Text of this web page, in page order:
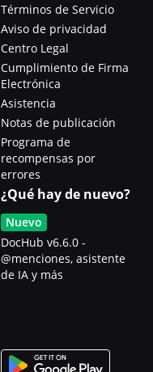
Términos de Servicio
Aviso de privacidad
Centro Legal
Cumplimiento de Firma
Electrónica
Asistencia
Notas de publicación
Programa de
recompensas por
errores
¿Qué hay de nuevo?
Nuevo
DocHub v6.6.0 -
@menciones, asistente
de IA y más